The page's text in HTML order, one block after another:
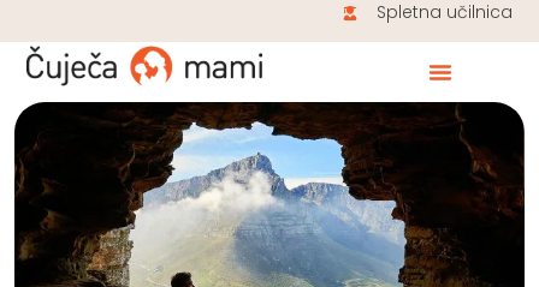
Spletna učilnica